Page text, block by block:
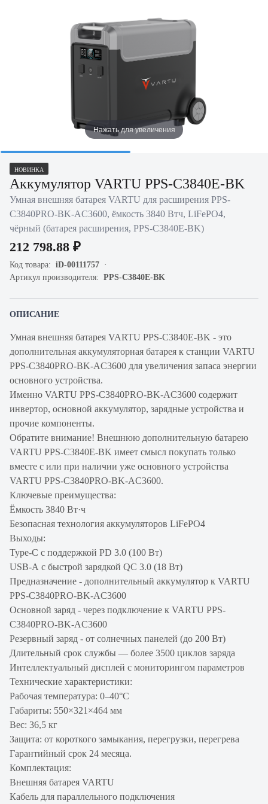
Нажать для увеличения
НОВИНКА
Аккумулятор VARTU PPS-C3840E-BK
Умная внешняя батарея VARTU для расширения PPS-
C3840PRO-BK-AC3600, ёмкость 3840 Втч, LiFePO4,
чёрный (батарея расширения, PPS-C3840E-BK)
212 798.88 ₽
Код товара: iD-00111757
Артикул производителя: PPS-C3840E-BK
ОПИСАНИЕ
Умная внешняя батарея VARTU PPS-C3840E-BK - это
дополнительная аккумуляторная батарея к станции VARTU
PPS-C3840PRO-BK-AC3600 для увеличения запаса энергии
основного устройства.
Именно VARTU PPS-C3840PRO-BK-AC3600 содержит
инвертор, основной аккумулятор, зарядные устройства и
прочие компоненты.
Обратите внимание! Внешнюю дополнительную батарею
VARTU PPS-C3840E-BK имеет смысл покупать только
вместе с или при наличии уже основного устройства
VARTU PPS-C3840PRO-BK-AC3600.
Ключевые преимущества:
Ёмкость 3840 Вт·ч
Безопасная технология аккумуляторов LiFePO4
Выходы:
Type-C с поддержкой PD 3.0 (100 Вт)
USB-A с быстрой зарядкой QC 3.0 (18 Вт)
Предназначение - дополнительный аккумулятор к VARTU
PPS-C3840PRO-BK-AC3600
Основной заряд - через подключение к VARTU PPS-
C3840PRO-BK-AC3600
Резервный заряд - от солнечных панелей (до 200 Вт)
Длительный срок службы — более 3500 циклов заряда
Интеллектуальный дисплей с мониторингом параметров
Технические характеристики:
Рабочая температура: 0–40°C
Габариты: 550×321×464 мм
Вес: 36,5 кг
Защита: от короткого замыкания, перегрузки, перегрева
Гарантийный срок 24 месяца.
Комплектация:
Внешняя батарея VARTU
Кабель для параллельного подключения